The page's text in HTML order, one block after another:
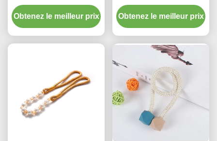
rideau de perle
d'embrasses de haute
qualité de glands en
Obtenez le meilleur prix
supports d'accessoires
de rideau en obligatoire
de tournesol
Obtenez le meilleur prix